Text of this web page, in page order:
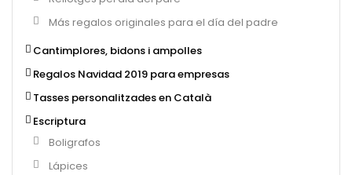
Más regalos originales para el día del padre
Cantimplores, bidons i ampolles
Regalos Navidad 2019 para empresas
Tasses personalitzades en Català
Escriptura
Boligrafos
Lápices